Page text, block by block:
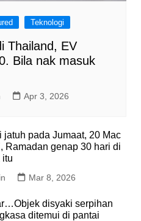
Teknologi
Thailand, EV
Bila nak masuk
Apr 3, 2026
jatuh pada Jumaat, 20 Mac
Ramadan genap 30 hari di
itu
Mar 8, 2026
disyaki serpihan
ditemui di pantai